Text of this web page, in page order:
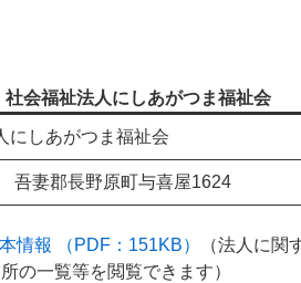
社会福祉法人にしあがつま福祉会
にしあがつま福祉会
吾妻郡長野原町与喜屋1624
情報 （PDF：151KB）
（法人に関
の一覧等を閲覧できます）